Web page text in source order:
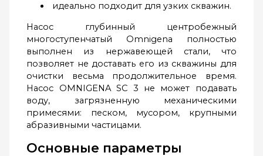
идеально подходит для узких скважин.
Насос глубинный центробежный
многоступенчатый Omnigena полностью
выполнен из нержавеющей стали, что
позволяет не доставать его из скважины для
очистки весьма продолжительное время.
Насос OMNIGENA SC 3 не может подавать
воду, загрязненную механическими
примесями: песком, мусором, крупными
абразивными частицами.
Основные параметры